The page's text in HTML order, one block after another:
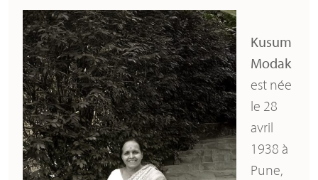
Kusum
Modak
est née
le 28
avril
1938 à
Pune,